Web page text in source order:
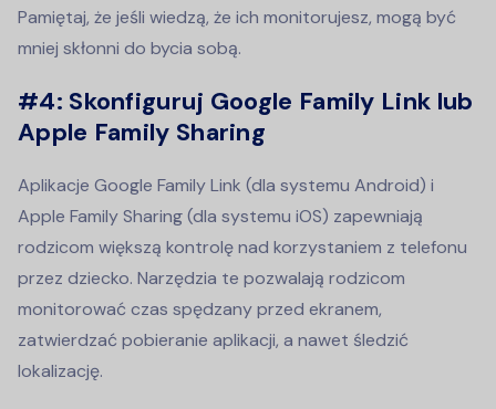
Pamiętaj, że jeśli wiedzą, że ich monitorujesz, mogą być
mniej skłonni do bycia sobą.
#4: Skonfiguruj Google Family Link lub
Apple Family Sharing
Aplikacje Google Family Link (dla systemu Android) i
Apple Family Sharing (dla systemu iOS) zapewniają
rodzicom większą kontrolę nad korzystaniem z telefonu
przez dziecko. Narzędzia te pozwalają rodzicom
monitorować czas spędzany przed ekranem,
zatwierdzać pobieranie aplikacji, a nawet śledzić
lokalizację.